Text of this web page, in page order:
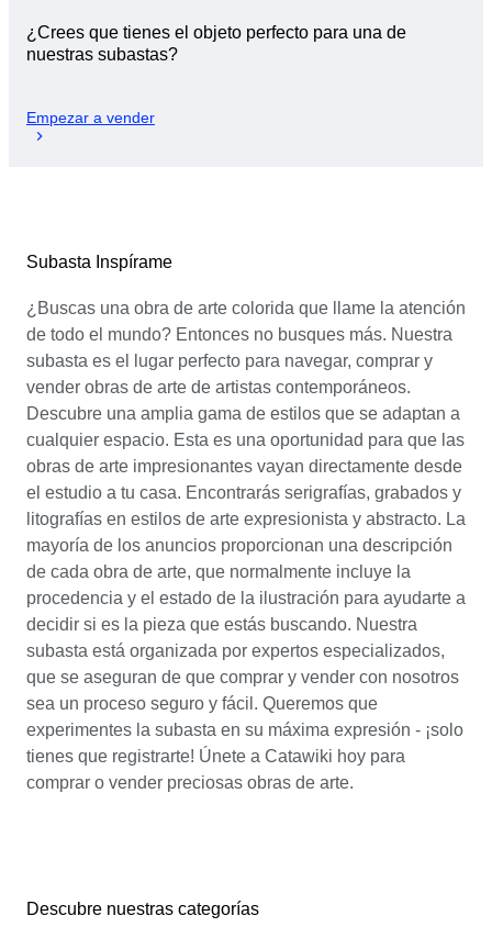
¿Crees que tienes el objeto perfecto para una de
nuestras subastas?
Empezar a vender
Subasta Inspírame
¿Buscas una obra de arte colorida que llame la atención
de todo el mundo? Entonces no busques más. Nuestra
subasta es el lugar perfecto para navegar, comprar y
vender obras de arte de artistas contemporáneos.
Descubre una amplia gama de estilos que se adaptan a
cualquier espacio. Esta es una oportunidad para que las
obras de arte impresionantes vayan directamente desde
el estudio a tu casa. Encontrarás serigrafías, grabados y
litografías en estilos de arte expresionista y abstracto. La
mayoría de los anuncios proporcionan una descripción
de cada obra de arte, que normalmente incluye la
procedencia y el estado de la ilustración para ayudarte a
decidir si es la pieza que estás buscando. Nuestra
subasta está organizada por expertos especializados,
que se aseguran de que comprar y vender con nosotros
sea un proceso seguro y fácil. Queremos que
experimentes la subasta en su máxima expresión - ¡solo
tienes que registrarte! Únete a Catawiki hoy para
comprar o vender preciosas obras de arte.
Descubre nuestras categorías